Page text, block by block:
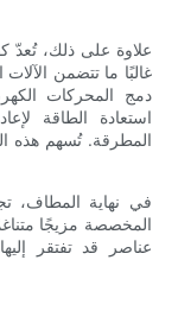
علاوة على ذلك، تُعدّ
غالبًا ما تتضمن
دمج المحركات
استعادة الطاقة
المطرقة. تُسهم هذه
في نهاية المطاف،
المخصصة مزيجًا
عناصر قد تفتقر